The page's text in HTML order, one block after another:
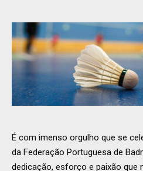
É com imenso orgulho que se
da Federação Portuguesa de
dedicação, esforço e paixão que